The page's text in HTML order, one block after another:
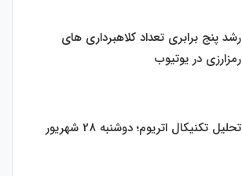
رشد پنج برابری تعداد کلاهبرداری های
رمزارزی در یوتیوب
تحلیل تکنیکال اتریوم؛ دوشنبه 28 شهریور